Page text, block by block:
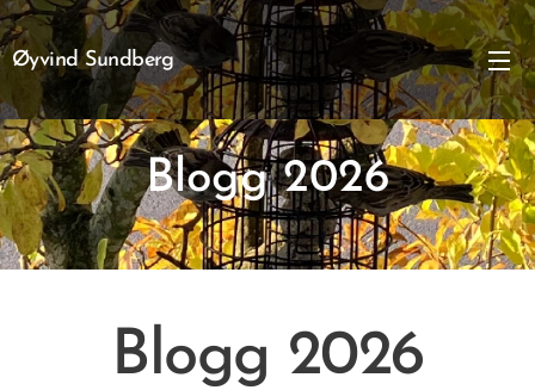
Øyvind Sundberg
Blogg 2026
Blogg 2026